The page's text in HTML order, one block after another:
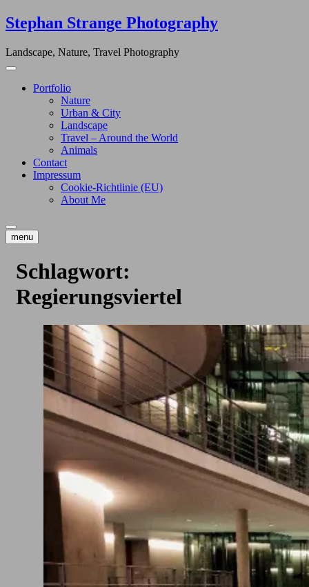
Skip
to
Stephan Strange Photography
Landscape, Nature, Travel Photography
Portfolio
Nature
Urban & City
Landscape
Travel – Around the World
Animals
Contact
Impressum
Cookie-Richtlinie (EU)
About Me
menu
Schlagwort:
Regierungsviertel